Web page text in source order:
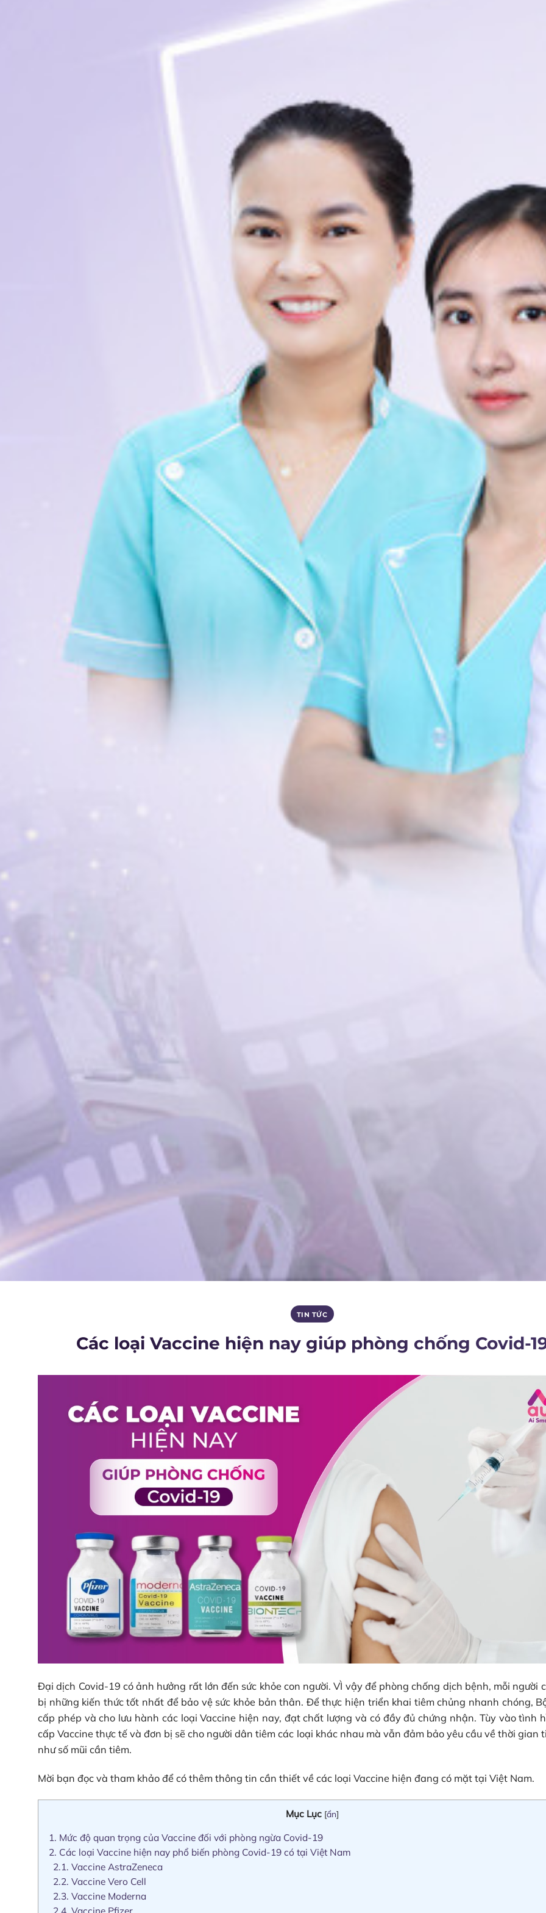
TIN TỨC
Các loại Vaccine hiện nay giúp phòng chống Covid-
Đại dịch Covid-19 có ảnh hưởng rất lớn đến sức khỏe con người. VÌ vậy để phòng chống dịch bệnh, mỗi người
bị những kiến thức tốt nhất để bảo vệ sức khỏe bản thân. Để thực hiện triển khai tiêm chủng nhanh chóng,
cấp phép và cho lưu hành các loại Vaccine hiện nay, đạt chất lượng và có đầy đủ chứng nhận. Tùy vào tình
cấp Vaccine thực tế và đơn bị sẽ cho người dân tiêm các loại khác nhau mà vẫn đảm bảo yêu cầu về thời gian
như số mũi cần tiêm.
Mời bạn đọc và tham khảo để có thêm thông tin cần thiết về các loại Vaccine hiện đang có mặt tại Việt Nam.
Mục Lục [ẩn]
1. Mức độ quan trọng của Vaccine đối với phòng ngừa Covid-19
2. Các loại Vaccine hiện nay phổ biến phòng Covid-19 có tại Việt Nam
2.1. Vaccine AstraZeneca
2.2. Vaccine Vero Cell
2.3. Vaccine Moderna